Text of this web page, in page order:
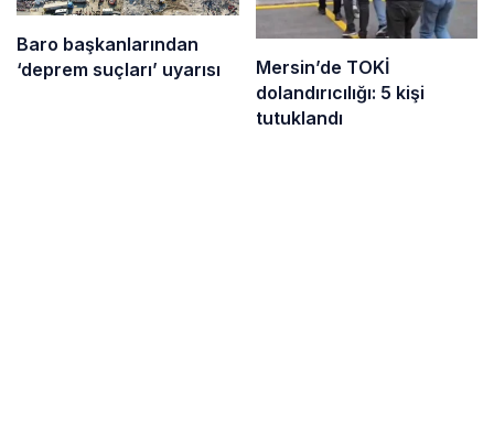
Baro başkanlarından
‘deprem suçları’ uyarısı
Mersin’de TOKİ
dolandırıcılığı: 5 kişi
tutuklandı